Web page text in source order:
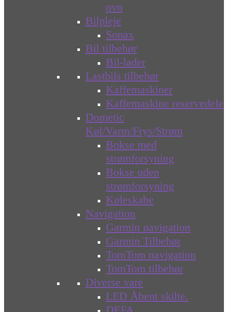
ovn
Bilpleje
Sonax
Bil tilbehør
Bil-lader
Lastbils tilbehør
Kaffemaskiner
Kaffemaskine reservedele
Dometic
Køl/Varm/Frys/Strøm
Bokse med
strømforsyning
Bokse uden
strømforsyning
Køleskabe
Navigation
Garmin navigation
Garmin Tilbehør
TomTom navigation
TomTom tilbehør
Diverse vare
LED Åbent skilte.